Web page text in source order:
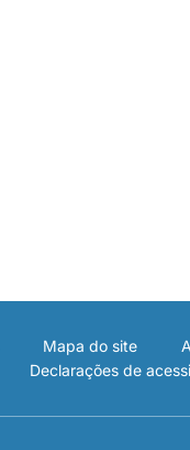
Mapa do site
Declarações de